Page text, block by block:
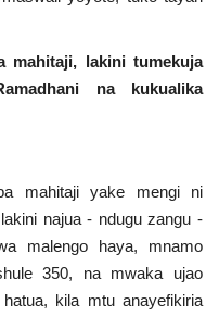
mahitaji, lakini tumekuja
na kukualika
mahitaji yake mengi ni
najua - ndugu zangu -
malengo haya, mnamo
350, na mwaka ujao
kila mtu anayefikiria